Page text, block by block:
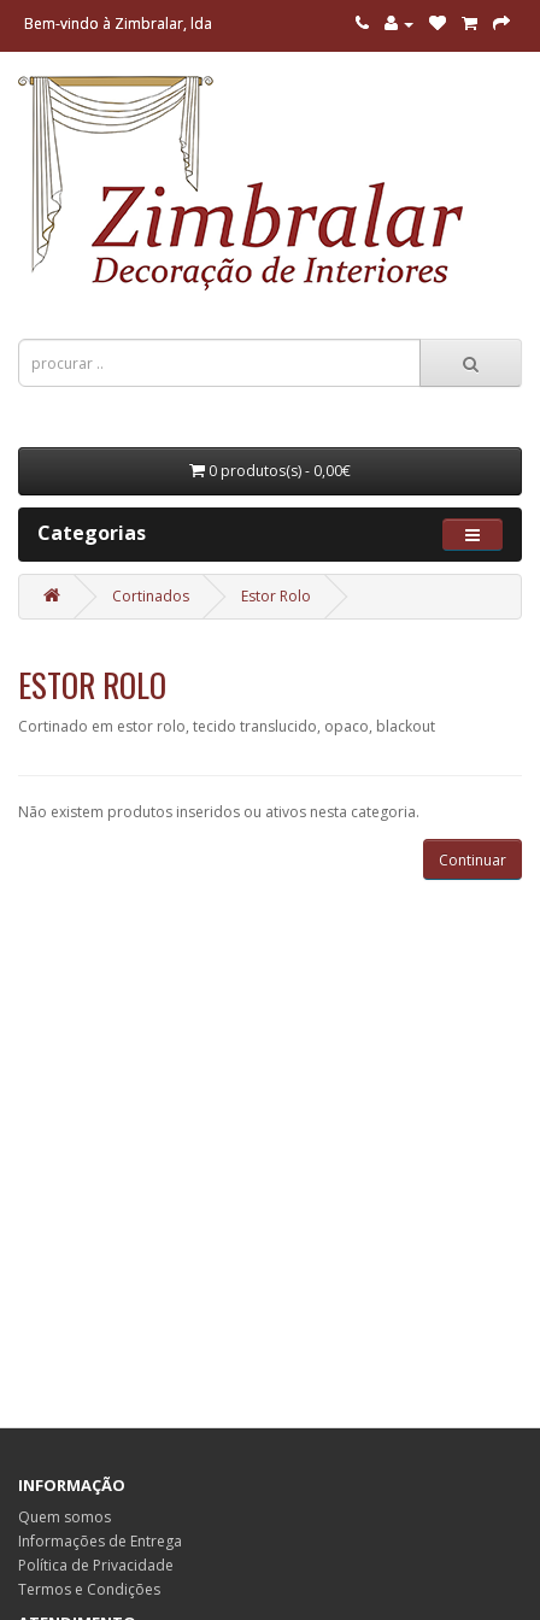
Bem-vindo à Zimbralar, lda
0 produtos(s) - 0,00€
Categorias
Cortinados Estor Rolo
ESTOR ROLO
Cortinado em estor rolo, tecido translucido, opaco, blackout
Não existem produtos inseridos ou ativos nesta categoria.
Continuar
INFORMAÇÃO
Quem somos
Informações de Entrega
Política de Privacidade
Termos e Condições